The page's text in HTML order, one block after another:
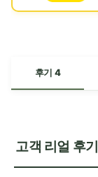
후기 4
고객 리얼 후기